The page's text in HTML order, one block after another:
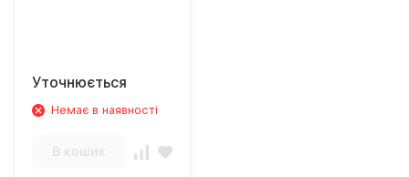
Уточнюється
Немає в наявності
В кошик